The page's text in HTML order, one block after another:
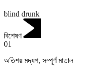
blind drunk
বিশেষণ
01
অতিশয় মদ্যপ, সম্পূর্ণ মাতাল